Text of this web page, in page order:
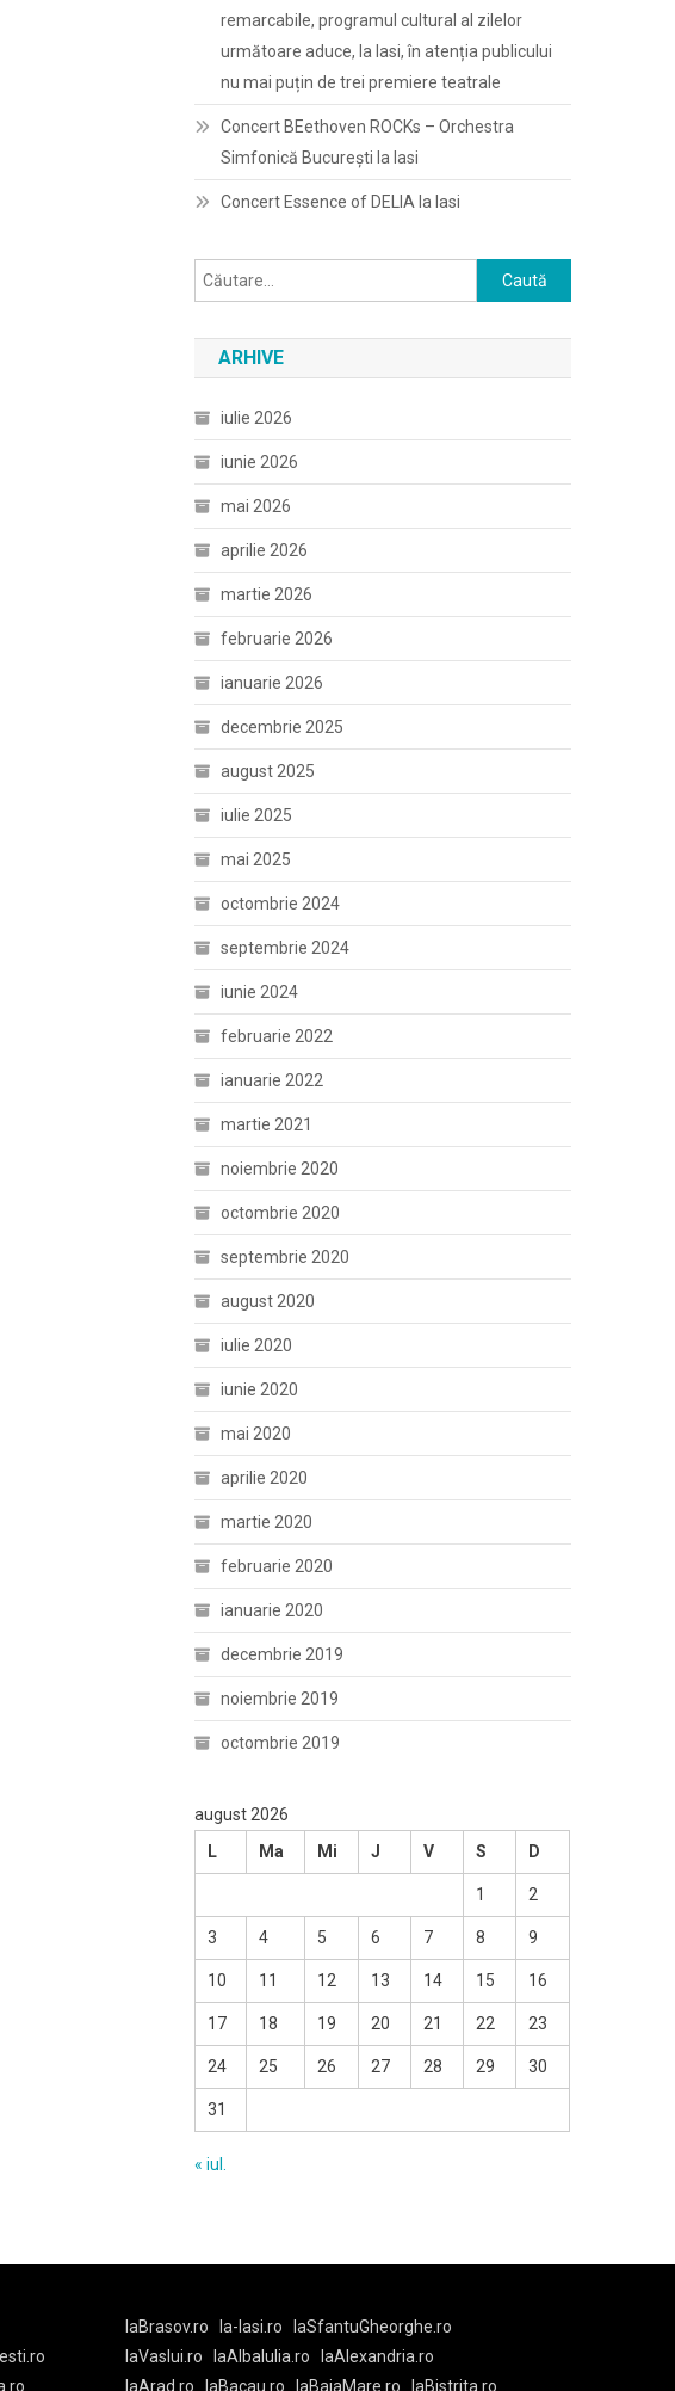
remarcabile, programul cultural al zilelor
următoare aduce, la Iasi, în atenția publicului
nu mai puțin de trei premiere teatrale
Concert BEethoven ROCKs – Orchestra
Simfonică București la Iasi
Concert Essence of DELIA la Iasi
Caută
după:
ARHIVE
iulie 2026
iunie 2026
mai 2026
aprilie 2026
martie 2026
februarie 2026
ianuarie 2026
decembrie 2025
august 2025
iulie 2025
mai 2025
octombrie 2024
septembrie 2024
iunie 2024
februarie 2022
ianuarie 2022
martie 2021
noiembrie 2020
octombrie 2020
septembrie 2020
august 2020
iulie 2020
iunie 2020
mai 2020
aprilie 2020
martie 2020
februarie 2020
ianuarie 2020
decembrie 2019
noiembrie 2019
octombrie 2019
august 2026
L
Ma Mi J V S D
1 2
3 4 5 6 7 8 9
10 11 12 13 14 15 16
17 18 19 20 21 22 23
24 25 26 27 28 29 30
31
« iul.
laBrasov.ro la-Iasi.ro
laSfantuGheorghe.ro
laVaslui.ro
laAlbaIulia.ro
laAlexandria.ro
laArad.ro
laBacau.ro laBaiaMare.ro laBistrita.ro